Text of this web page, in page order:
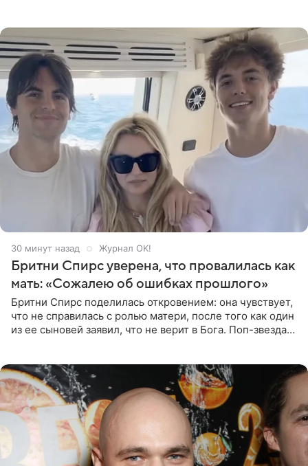
30 минут назад Журнал OK!
Бритни Спирс уверена, что провалилась как
мать: «Сожалею об ошибках прошлого»
Бритни Спирс поделилась откровением: она чувствует,
что не справилась с ролью матери, после того как один
из ее сыновей заявил, что не верит в Бога. Поп-звезда